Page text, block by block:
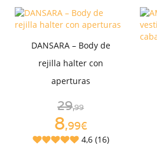
DANSARA – Body de
rejilla halter con
aperturas
29,99
8,99€
4,6 (16)